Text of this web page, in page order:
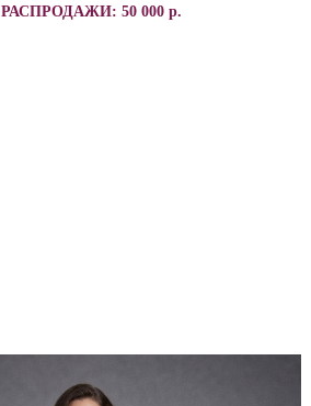
РАСПРОДАЖИ: 50 000 р.